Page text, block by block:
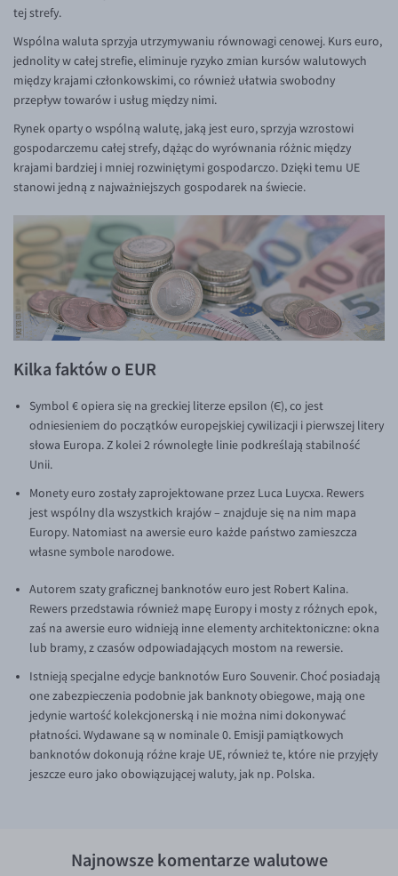
tej strefy.
Wspólna waluta sprzyja utrzymywaniu równowagi cenowej. Kurs euro,
jednolity w całej strefie, eliminuje ryzyko zmian kursów walutowych
między krajami członkowskimi, co również ułatwia swobodny
przepływ towarów i usług między nimi.
Rynek oparty o wspólną walutę, jaką jest euro, sprzyja wzrostowi
gospodarczemu całej strefy, dążąc do wyrównania różnic między
krajami bardziej i mniej rozwiniętymi gospodarczo. Dzięki temu UE
stanowi jedną z najważniejszych gospodarek na świecie.
Kilka faktów o EUR
Symbol € opiera się na greckiej literze epsilon (Є), co jest
odniesieniem do początków europejskiej cywilizacji i pierwszej litery
słowa Europa. Z kolei 2 równoległe linie podkreślają stabilność
Unii.
Monety euro zostały zaprojektowane przez Luca Luycxa. Rewers
jest wspólny dla wszystkich krajów – znajduje się na nim mapa
Europy. Natomiast na awersie euro każde państwo zamieszcza
własne symbole narodowe.
Autorem szaty graficznej banknotów euro jest Robert Kalina.
Rewers przedstawia również mapę Europy i mosty z różnych epok,
zaś na awersie euro widnieją inne elementy architektoniczne: okna
lub bramy, z czasów odpowiadających mostom na rewersie.
Istnieją specjalne edycje banknotów Euro Souvenir. Choć posiadają
one zabezpieczenia podobnie jak banknoty obiegowe, mają one
jedynie wartość kolekcjonerską i nie można nimi dokonywać
płatności. Wydawane są w nominale 0. Emisji pamiątkowych
banknotów dokonują różne kraje UE, również te, które nie przyjęły
jeszcze euro jako obowiązującej waluty, jak np. Polska.
Najnowsze komentarze walutowe